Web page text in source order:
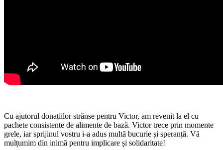
Cu ajutorul donațiilor strânse pentru Victor, am revenit la el cu
pachete consistente de alimente de bază. Victor trece prin momente
grele, iar sprijinul vostru i-a adus multă bucurie și speranță. Vă
mulțumim din inimă pentru implicare și solidaritate!